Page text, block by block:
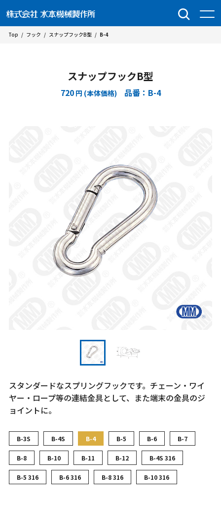
Top / フック / スナップフックB型 / B-4
スナップフックB型
720 円 (本体価格) 品番：B-4
スタンダードなスプリングフックです。チェーン・ワイ
ヤー・ロープ等の連結金具として、また端末の金具のジ
ョイントに。
B-3S B-4S B-4 B-5 B-6 B-7
B-8 B-10 B-11 B-12 B-4S 316
B-5 316 B-6 316 B-8 316 B-10 316